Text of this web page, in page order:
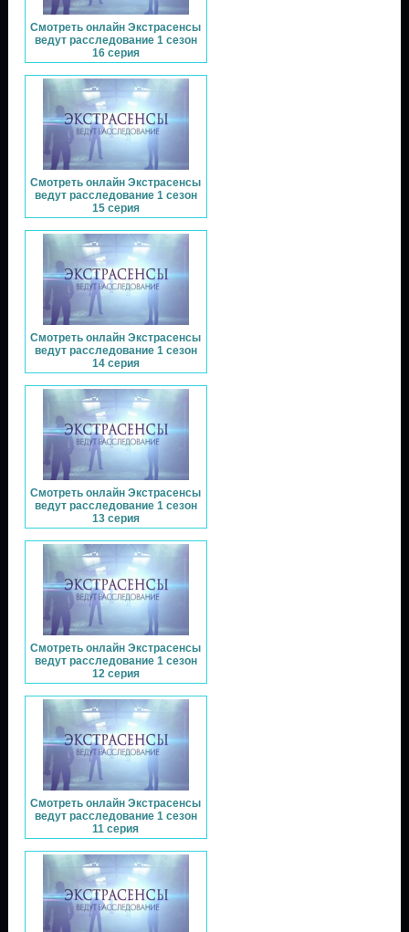
Смотреть онлайн Экстрасенсы
ведут расследование 1 сезон
16 серия
Смотреть онлайн Экстрасенсы
ведут расследование 1 сезон
15 серия
Смотреть онлайн Экстрасенсы
ведут расследование 1 сезон
14 серия
Смотреть онлайн Экстрасенсы
ведут расследование 1 сезон
13 серия
Смотреть онлайн Экстрасенсы
ведут расследование 1 сезон
12 серия
Смотреть онлайн Экстрасенсы
ведут расследование 1 сезон
11 серия